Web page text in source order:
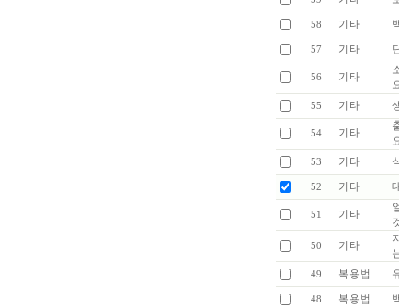
58 기타
57 기타
56 기타
55 기타
54 기타
53 기타
52 기타
51 기타
50 기타
49 복용법
48 복용법